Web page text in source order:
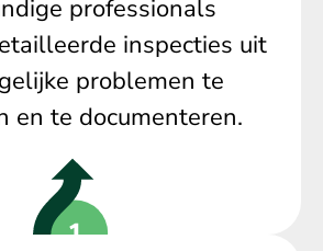
professionals
inspecties uit
problemen te
en te documenteren.